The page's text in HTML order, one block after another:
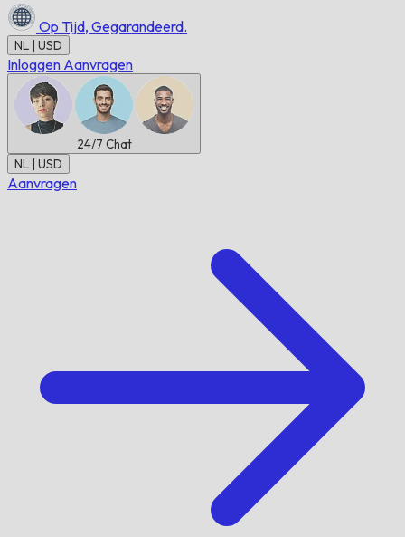
Op Tijd, Gegarandeerd.
NL | USD
Inloggen Aanvragen
24/7 Chat
NL | USD
Aanvragen